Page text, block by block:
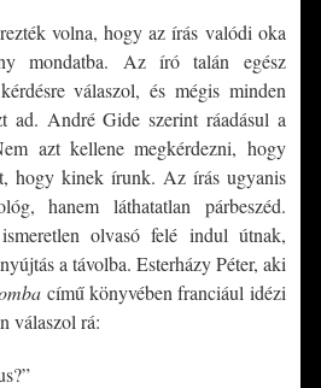
volna, hogy az írás valódi oka
mondatba. Az író talán egész
válaszol, és mégis minden
ad. André Gide szerint ráadásul a
azt kellene megkérdezni, hogy
hogy kinek írunk. Az írás ugyanis
hanem láthatatlan párbeszéd.
olvasó felé indul útnak,
a távolba. Esterházy Péter, aki
című könyvében franciául idézi
válaszol rá: